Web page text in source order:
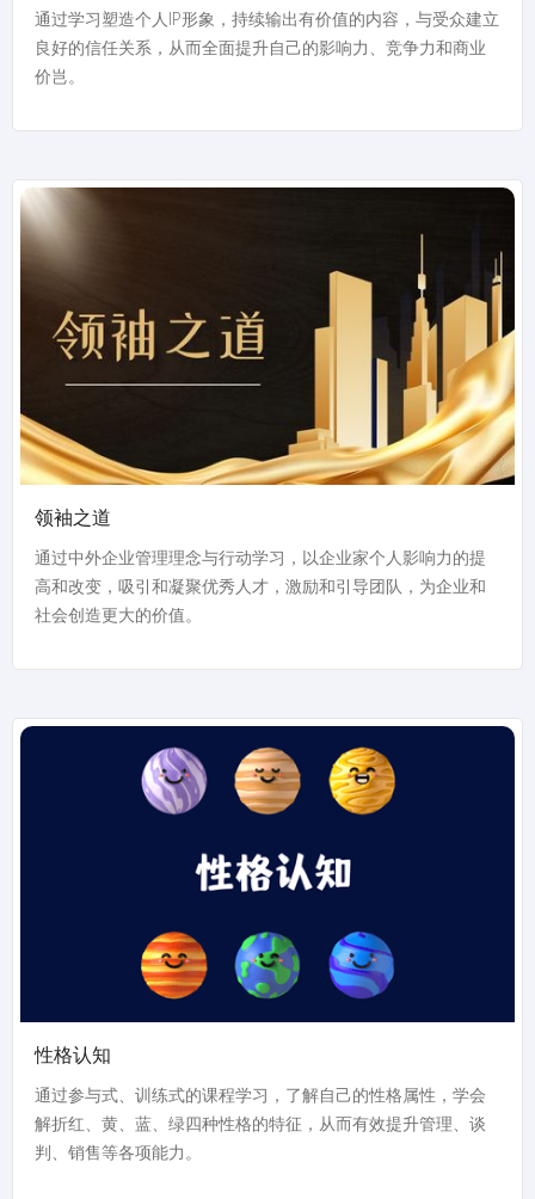
通过学习塑造个人IP形象，持续输出有价值的内容，与受众建立
良好的信任关系，从而全面提升自己的影响力、竞争力和商业
价岂。
领袖之道
通过中外企业管理理念与行动学习，以企业家个人影响力的提
高和改变，吸引和凝聚优秀人才，激励和引导团队，为企业和
社会创造更大的价值。
性格认知
通过参与式、训练式的课程学习，了解自己的性格属性，学会
解折红、黄、蓝、绿四种性格的特征，从而有效提升管理、谈
判、销售等各项能力。